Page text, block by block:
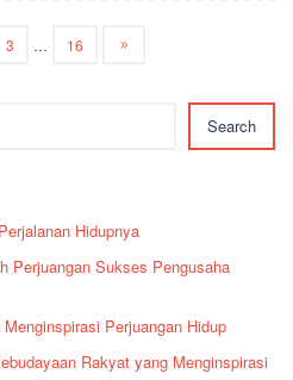
3 … 16
Search
Hidupnya
Perjuangan Sukses Pengusaha
Perjuangan Hidup
Rakyat yang Menginspirasi